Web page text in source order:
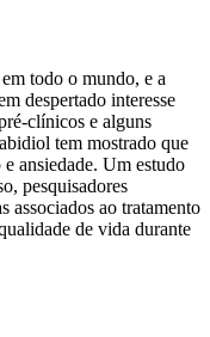
todo o mundo, e a
despertado interesse
clínicos e alguns
tem mostrado que
ansiedade. Um estudo
pesquisadores
associados ao tratamento
de vida durante